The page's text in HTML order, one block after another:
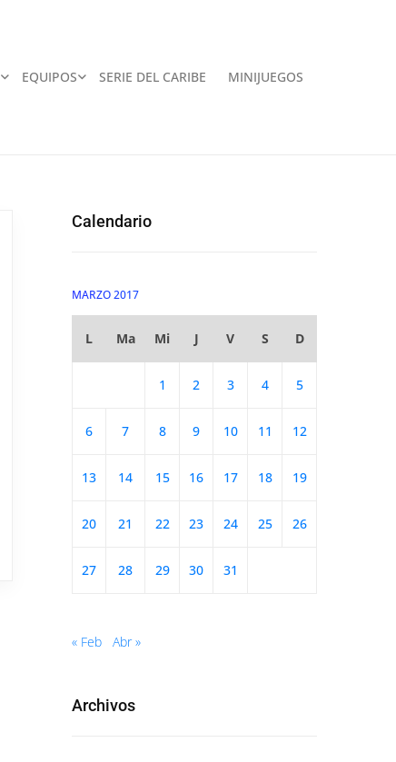
EQUIPOS SERIE DEL CARIBE MINIJUEGOS
Calendario
MARZO 2017
L Ma Mi J V S D
1 2 3 4 5
6 7 8 9 10 11 12
13 14 15 16 17 18 19
20 21 22 23 24 25 26
27 28 29 30 31
« Feb Abr »
Archivos